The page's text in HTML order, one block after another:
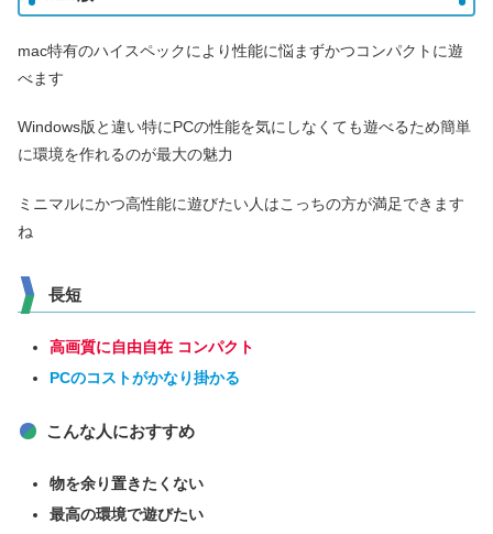
mac特有のハイスペックにより性能に悩まずかつコンパクトに遊
べます
Windows版と違い特にPCの性能を気にしなくても遊べるため簡単
に環境を作れるのが最大の魅力
ミニマルにかつ高性能に遊びたい人はこっちの方が満足できます
ね
長短
高画質に自由自在 コンパクト
PCのコストがかなり掛かる
こんな人におすすめ
物を余り置きたくない
最高の環境で遊びたい